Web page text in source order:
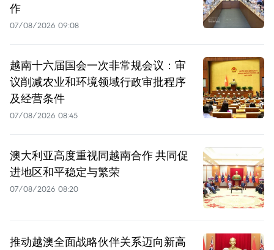
作
07/08/2026 09:08
越南十六届国会一次非常规会议：审
议削减农业和环境领域行政审批程序
及经营条件
07/08/2026 08:45
澳大利亚高度重视同越南合作 共同促
进地区和平稳定与繁荣
07/08/2026 08:20
推动越澳全面战略伙伴关系迈向新高